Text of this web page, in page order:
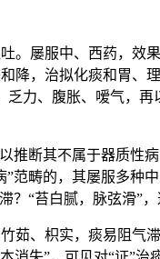
。屡服中、西药，
，治拟化痰和胃、
乏力、腹胀、嗳气，再
推断其不属于器质
畴的，其屡服多种
“苔白腻，脉弦滑”
、枳实，痰易阻气